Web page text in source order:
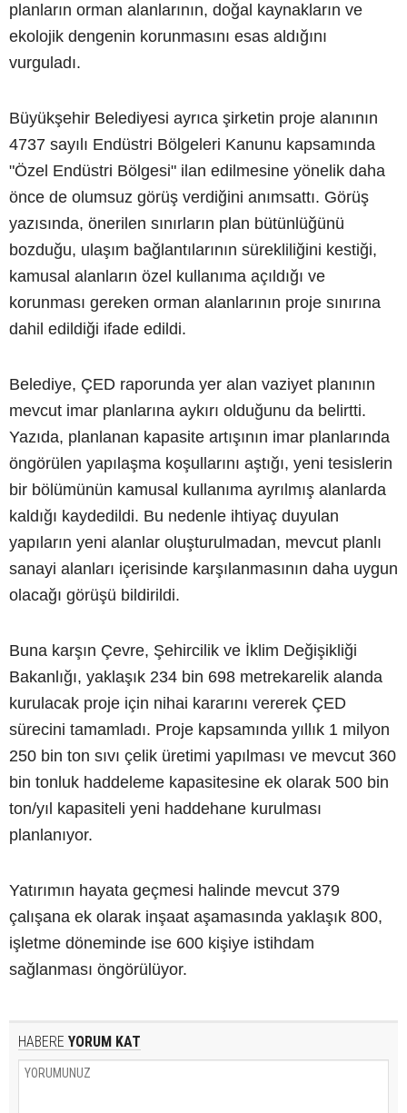
planların orman alanlarının, doğal kaynakların ve
ekolojik dengenin korunmasını esas aldığını
vurguladı.
Büyükşehir Belediyesi ayrıca şirketin proje alanının
4737 sayılı Endüstri Bölgeleri Kanunu kapsamında
"Özel Endüstri Bölgesi" ilan edilmesine yönelik daha
önce de olumsuz görüş verdiğini anımsattı. Görüş
yazısında, önerilen sınırların plan bütünlüğünü
bozduğu, ulaşım bağlantılarının sürekliliğini kestiği,
kamusal alanların özel kullanıma açıldığı ve
korunması gereken orman alanlarının proje sınırına
dahil edildiği ifade edildi.
Belediye, ÇED raporunda yer alan vaziyet planının
mevcut imar planlarına aykırı olduğunu da belirtti.
Yazıda, planlanan kapasite artışının imar planlarında
öngörülen yapılaşma koşullarını aştığı, yeni tesislerin
bir bölümünün kamusal kullanıma ayrılmış alanlarda
kaldığı kaydedildi. Bu nedenle ihtiyaç duyulan
yapıların yeni alanlar oluşturulmadan, mevcut planlı
sanayi alanları içerisinde karşılanmasının daha uygun
olacağı görüşü bildirildi.
Buna karşın Çevre, Şehircilik ve İklim Değişikliği
Bakanlığı, yaklaşık 234 bin 698 metrekarelik alanda
kurulacak proje için nihai kararını vererek ÇED
sürecini tamamladı. Proje kapsamında yıllık 1 milyon
250 bin ton sıvı çelik üretimi yapılması ve mevcut 360
bin tonluk haddeleme kapasitesine ek olarak 500 bin
ton/yıl kapasiteli yeni haddehane kurulması
planlanıyor.
Yatırımın hayata geçmesi halinde mevcut 379
çalışana ek olarak inşaat aşamasında yaklaşık 800,
işletme döneminde ise 600 kişiye istihdam
sağlanması öngörülüyor.
HABERE YORUM KAT